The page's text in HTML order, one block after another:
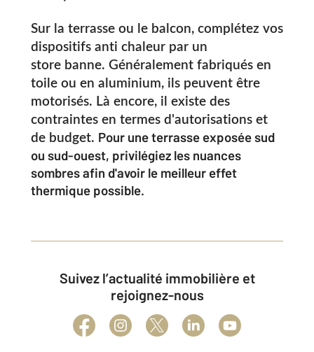
Sur la terrasse ou le balcon, complétez vos
dispositifs anti chaleur par un
store banne. Généralement fabriqués en
toile ou en aluminium, ils peuvent être
motorisés. Là encore, il existe des
contraintes en termes d'autorisations et
de budget. Pour une terrasse exposée sud
ou sud-ouest, privilégiez les nuances
sombres afin d'avoir le meilleur effet
thermique possible.
Suivez l’actualité immobilière et
rejoignez-nous